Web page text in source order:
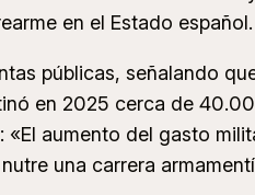
en el Estado español.
públicas, señalando
en 2025 cerca de
aumento del gasto
una carrera